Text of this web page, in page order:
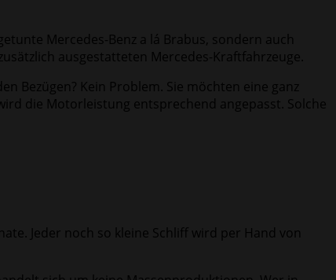
Mercedes-Benz a lá Brabus, sondern auch
ausgestatteten Mercedes-Kraftfahrzeuge.
Bezügen? Kein Problem. Sie möchten eine ganz
die Motorleistung entsprechend angepasst. Solche
Jeder noch so kleine Schliff wird per Hand von